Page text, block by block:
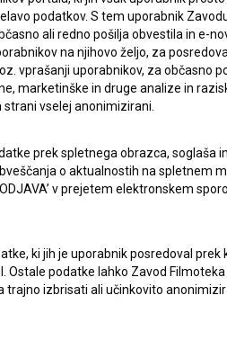
of Surveillance
(Kinodvorana) 19.15 – Projekcija
The Hero's Journey and Other
pobijedioin pogovor z avtorji
podatkov. S tem uporabnik
ali redno pošilja obvestila in e-
na njihovo željo, za
vprašanji uporabnikov, za občasno
marketinške in druge analize in
vselej anonimizirani.
prek spletnega obrazca, soglaša
o aktualnostih na spletnem
v prejetem elektronskem
ki jih je uporabnik posredoval
podatke lahko Zavod
izbrisati ali učinkovito